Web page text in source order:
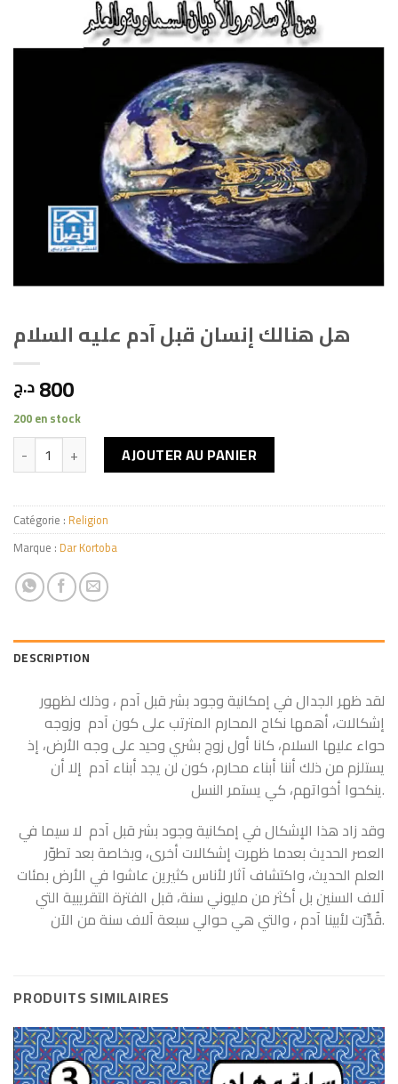
هل هنالك إنسان قبل آدم عليه السلام
800د.ج
200 en stock
quantité de هل هنالك إنسان قبل آدم عليه السلام
AJOUTER AU PANIER
Catégorie : Religion
Marque : Dar Kortoba
DESCRIPTION
لقد ظهر الجدال في إمكانية وجود بشر قبل آدم ، وذلك لظهور
إشكالات، أهمها نكاح المحارم المترتب على كون آدم وزوجه
حواء عليها السلام، كانا أول زوج بشري وحيد على وجه الأرض، إذ
يستلزم من ذلك أننا أبناء محارم، كون لن يجد أبناء آدم إلا أن
ينكحوا أخواتهم، كي يستمر النسل.
وقد زاد هذا الإشكال في إمكانية وجود بشر قبل آدم لا سيما في
العصر الحديث بعدما ظهرت إشكالات أخرى، وبخاصة بعد تطوّر
العلم الحديث، واكتشاف آثار لأناس كثيرين عاشوا في الأرض بمئات
آلاف السنين بل أكثر من مليوني سنة، قبل الفترة التقريبية التي
قُدِّرَت لأبينا آدم، والتي هي حوالي سبعة آلاف سنة من الآن.
PRODUITS SIMILAIRES